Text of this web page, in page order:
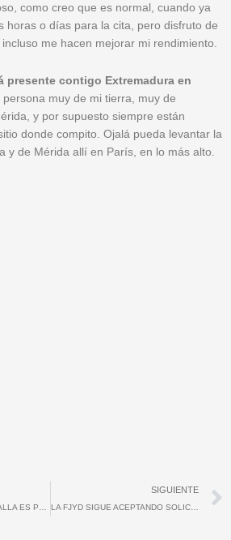
como creo que es normal, cuando ya
horas o días para la cita, pero disfruto de
me hacen mejorar mi rendimiento.
presente contigo Extremadura en
persona muy de mi tierra, muy de
y por supuesto siempre están
donde compito. Ojalá pueda levantar la
y de Mérida allí en París, en lo más alto.
SIGUIENTE
LA FJYD SIGUE ACEPTANDO SOLICITUDES PARA LA 5ª EDICIÓN DE LOS PREMIOS DIPUTACIÓN CONTIGO